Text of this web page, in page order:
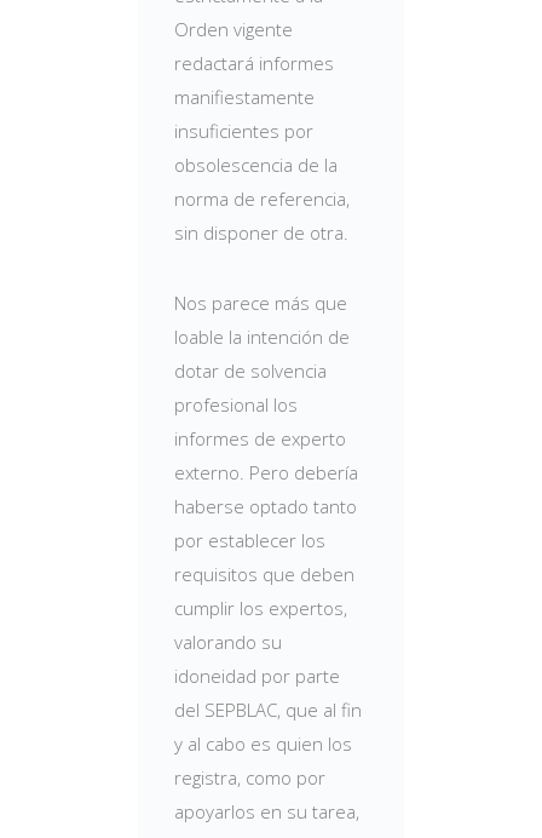
Orden vigente
redactará informes
manifiestamente
insuficientes por
obsolescencia de la
norma de referencia,
sin disponer de otra.
Nos parece más que
loable la intención de
dotar de solvencia
profesional los
informes de experto
externo. Pero debería
haberse optado tanto
por establecer los
requisitos que deben
cumplir los expertos,
valorando su
idoneidad por parte
del SEPBLAC, que al fin
y al cabo es quien los
registra, como por
apoyarlos en su tarea,